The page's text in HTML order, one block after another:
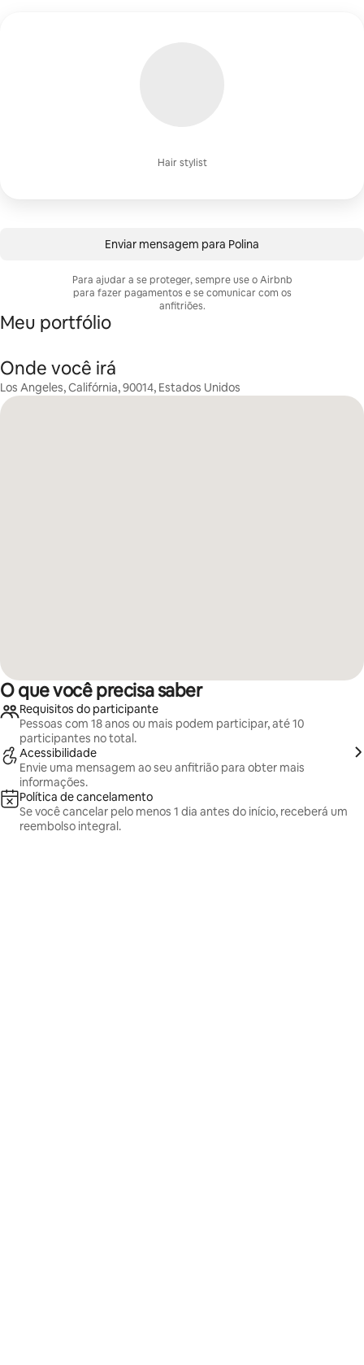
Hair stylist
Enviar mensagem para Polina
Para ajudar a se proteger, sempre use o Airbnb
para fazer pagamentos e se comunicar com os
anfitriões.
Meu portfólio
Onde você irá
Los Angeles, Califórnia, 90014, Estados Unidos
O que você precisa saber
Requisitos do participante
Pessoas com 18 anos ou mais podem participar, até 10
participantes no total.
Acessibilidade
Envie uma mensagem ao seu anfitrião para obter mais
informações.
Política de cancelamento
Se você cancelar pelo menos 1 dia antes do início, receberá um
reembolso integral.